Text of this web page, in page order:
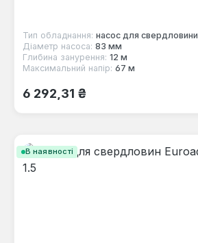
Тип обладнання: насос для свердловини
Діаметр насоса: 83 мм
Глибина занурення: 12 м
Максимальний напір: 67 м
Звичайна ціна:
6 292,31 ₴
В наявності